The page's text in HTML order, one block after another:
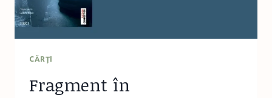
CĂRŢI
Fragment în